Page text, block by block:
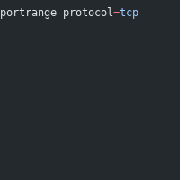
protocol =tcp